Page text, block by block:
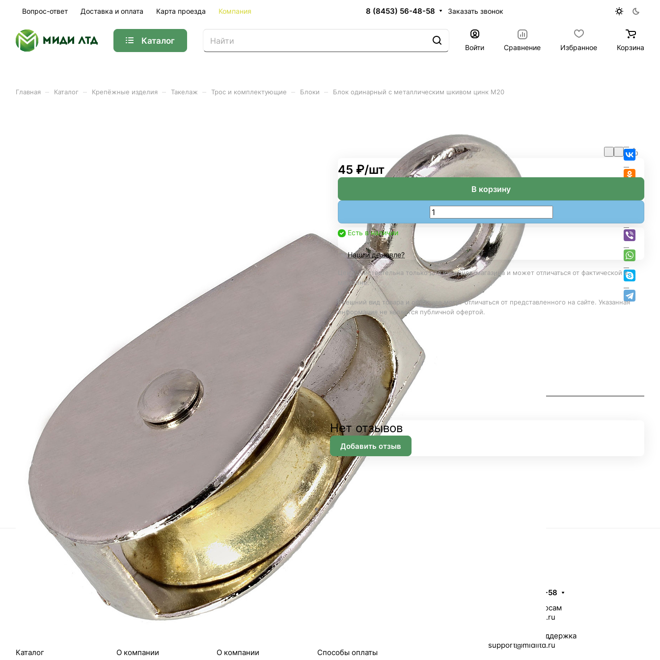
Вопрос-ответ Доставка и оплата Карта проезда Компания 8 (8453) 56-48-58 Заказать звонок
Каталог
Войти Сравнение Избранное Корзина
Главная Каталог Крепёжные изделия Такелаж Трос и комплектующие Блоки Блок одинарный с металлическим шкивом цинк М20
45 ₽/шт
В корзину
Есть в наличии
Нашли дешевле?
Цена действительна только для интернет-магазина и может отличаться от фактической в
магазине.
Внешний вид товара и описание могут отличаться от представленного на сайте. Указанная
информация не является публичной офертой.
Оплата
Загрузка отзывов...
Нет отзывов
Добавить отзыв
Назад к списку
на новости и акции
Каталог О компании О компании Способы оплаты
8 (8453) 56-48-58
По общим вопросам
infomidiltd@mail.ru
Техническая поддержка
support@midiltd.ru